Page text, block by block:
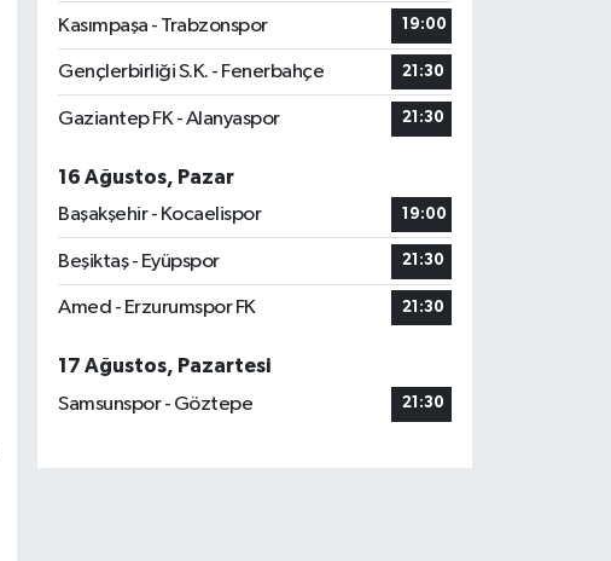
Kasımpaşa - Trabzonspor 19:00
Gençlerbirliği S.K. - Fenerbahçe 21:30
Gaziantep FK - Alanyaspor 21:30
16 Ağustos, Pazar
Başakşehir - Kocaelispor
19:00
Beşiktaş - Eyüpspor 21:30
Amed - Erzurumspor FK 21:30
17 Ağustos, Pazartesi
Samsunspor - Göztepe
21:30